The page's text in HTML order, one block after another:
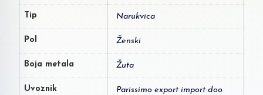
Tip Narukvica
Pol Ženski
Boja metala Žuta
Uvoznik Parissimo export import doo